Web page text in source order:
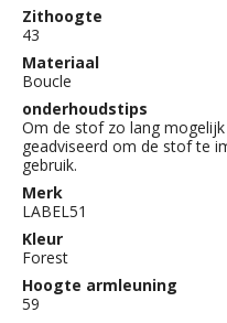
Zithoogte
43
Materiaal
Boucle
onderhoudstips
Om de stof zo lang
geadviseerd om de stof te
gebruik.
Merk
LABEL51
Kleur
Forest
Hoogte armleuning
59